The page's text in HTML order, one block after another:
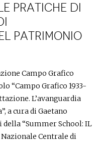
pratiche di
patrimonio
Campo Grafico
“Campo Grafico 1933-
L’avanguardia
a cura di Gaetano
“Summer School: IL
Nazionale Centrale di